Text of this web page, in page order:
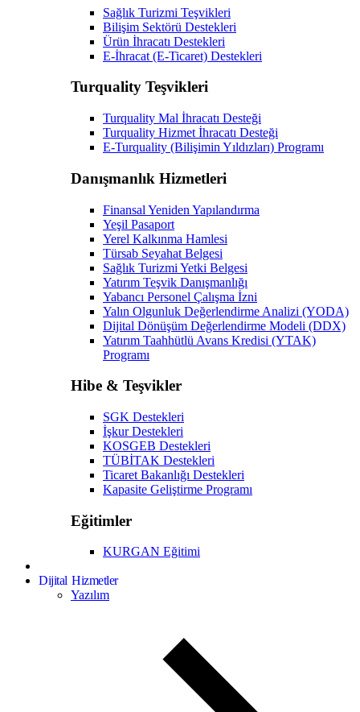
Sağlık Turizmi Teşvikleri
Bilişim Sektörü Destekleri
Ürün İhracatı Destekleri
E-İhracat (E-Ticaret) Destekleri
Turquality Teşvikleri
Turquality Mal İhracatı Desteği
Turquality Hizmet İhracatı Desteği
E-Turquality (Bilişimin Yıldızları) Programı
Danışmanlık Hizmetleri
Finansal Yeniden Yapılandırma
Yeşil Pasaport
Yerel Kalkınma Hamlesi
Türsab Seyahat Belgesi
Sağlık Turizmi Yetki Belgesi
Yatırım Teşvik Danışmanlığı
Yabancı Personel Çalışma İzni
Yalın Olgunluk Değerlendirme Analizi (YODA)
Dijital Dönüşüm Değerlendirme Modeli (DDX)
Yatırım Taahhütlü Avans Kredisi (YTAK)
Programı
Hibe & Teşvikler
SGK Destekleri
İşkur Destekleri
KOSGEB Destekleri
TÜBİTAK Destekleri
Ticaret Bakanlığı Destekleri
Kapasite Geliştirme Programı
Eğitimler
KURGAN Eğitimi
Dijital Hizmetler
Yazılım